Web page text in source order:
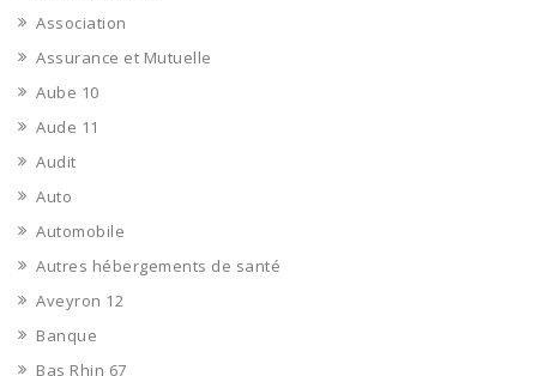
Association
Assurance et Mutuelle
Aube 10
Aude 11
Audit
Auto
Automobile
Autres hébergements de santé
Aveyron 12
Banque
Bas Rhin 67